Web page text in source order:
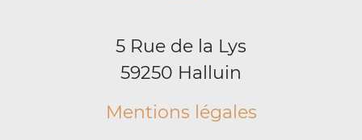
5 Rue de la Lys
59250 Halluin
Mentions légales